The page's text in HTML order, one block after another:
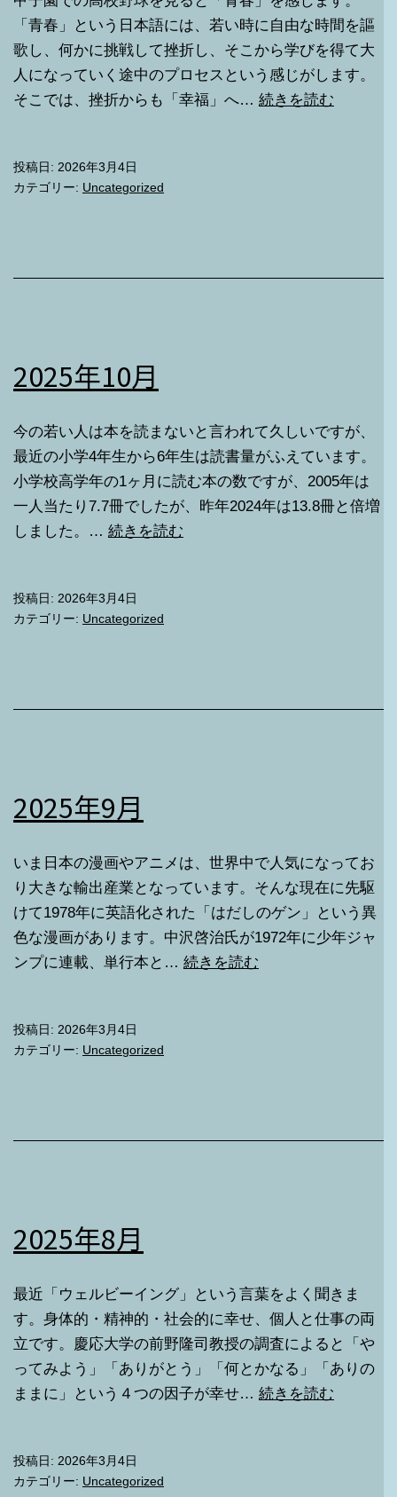
「青春」という日本語には、若い時に自由な時間を謳
歌し、何かに挑戦して挫折し、そこから学びを得て大
人になっていく途中のプロセスという感じがします。
そこでは、挫折からも「幸福」へ… 続きを読む
投稿日: 2026年3月4日
カテゴリー: Uncategorized
2025年10月
今の若い人は本を読まないと言われて久しいですが、
最近の小学4年生から6年生は読書量がふえています。
小学校高学年の1ヶ月に読む本の数ですが、2005年は
一人当たり7.7冊でしたが、昨年2024年は13.8冊と倍増
しました。… 続きを読む
投稿日: 2026年3月4日
カテゴリー: Uncategorized
2025年9月
いま日本の漫画やアニメは、世界中で人気になってお
り大きな輸出産業となっています。そんな現在に先駆
けて1978年に英語化された「はだしのゲン」という異
色な漫画があります。中沢啓治氏が1972年に少年ジャ
ンプに連載、単行本と… 続きを読む
投稿日: 2026年3月4日
カテゴリー: Uncategorized
2025年8月
最近「ウェルビーイング」という言葉をよく聞きま
す。身体的・精神的・社会的に幸せ、個人と仕事の両
立です。慶応大学の前野隆司教授の調査によると「や
ってみよう」「ありがとう」「何とかなる」「ありの
ままに」という４つの因子が幸せ… 続きを読む
投稿日: 2026年3月4日
カテゴリー: Uncategorized